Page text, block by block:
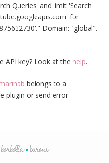
Queries' and limit 'Search
for
Domain: "global".
API key? Look at the help.
belongs to a
plugin or send error